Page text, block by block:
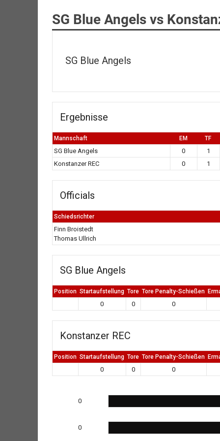
SG Blue Angels vs
SG Blue Angels
Ergebnisse
Mannschaft EM TF
SG Blue Angels 0 1
Konstanzer REC
0 1
Officials
Schiedsrichter
Finn Broistedt
Thomas Ullrich
SG Blue Angels
Position Startaufstellung Tore Tore Penalty-Schießen
0 0 0
Konstanzer REC
Position Startaufstellung Tore Tore Penalty-Schießen
0 0 0
0
0